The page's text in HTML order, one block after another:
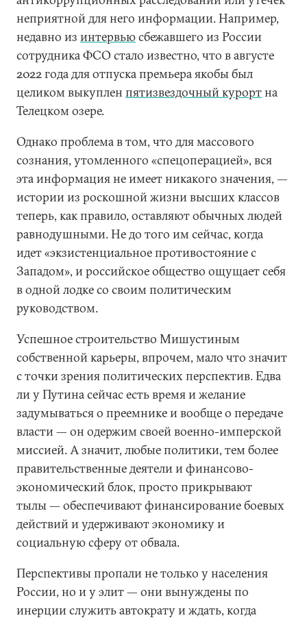
неприятной для него информации. Например,
недавно из интервьюсбежавшего из России
сотрудника ФСО стало известно, что в августе
2022 года для отпуска премьера якобы был
целиком выкуплен пятизвездочный курортна
Телецком озере.
Однако проблема в том, что для массового
сознания, утомленного «спецоперацией», вся
эта информация не имеет никакого значения, —
истории из роскошной жизни высших классов
теперь, как правило, оставляют обычных людей
равнодушными. Не до того им сейчас, когда
идет «экзистенциальное противостояние с
Западом», и российское общество ощущает себя
в одной лодке со своим политическим
руководством.
Успешное строительство Мишустиным
собственной карьеры, впрочем, мало что значит
с точки зрения политических перспектив. Едва
ли у Путина сейчас есть время и желание
задумываться о преемнике и вообще о передаче
власти — он одержим своей военно-имперской
миссией. А значит, любые политики, тем более
правительственные деятели и финансово-
экономический блок, просто прикрывают
тылы — обеспечивают финансирование боевых
действий и удерживают экономику и
социальную сферу от обвала.
Перспективы пропали не только у населения
России, но и у элит — они вынуждены по
инерции служить автократу и ждать, когда